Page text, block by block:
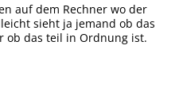
auf dem Rechner wo der
sieht ja jemand ob das
ob das teil in Ordnung ist.